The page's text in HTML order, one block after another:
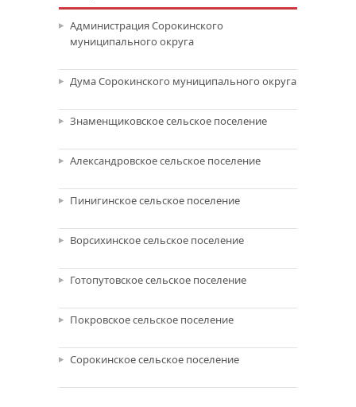
Администрация Сорокинского
муниципального округа
Дума Сорокинского муниципального округа
Знаменщиковское сельское поселение
Александровское сельское поселение
Пинигинское сельское поселение
Ворсихинское сельское поселение
Готопутовское сельское поселение
Покровское сельское поселение
Сорокинское сельское поселение